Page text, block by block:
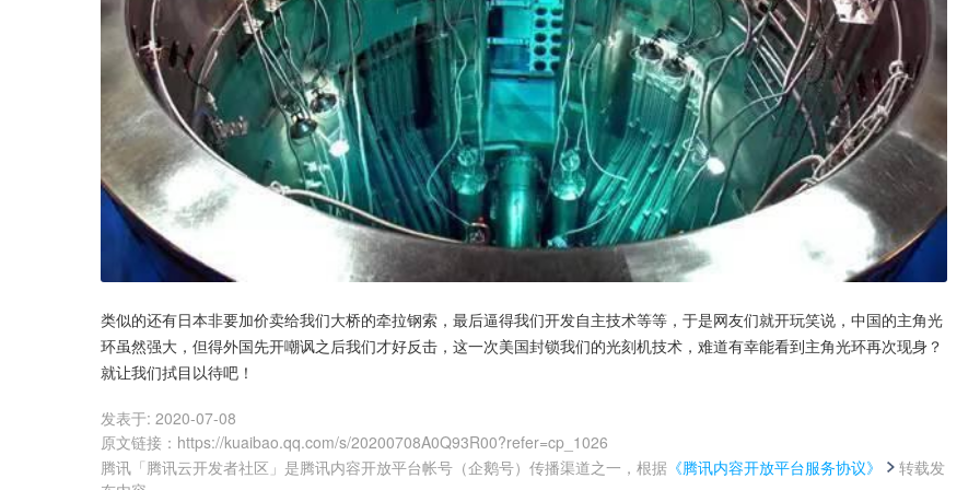
类似的还有日本非要加价卖给我们大桥的牵拉钢索，最后逼得我们开发自主技术等等，于是网友们就开玩笑说，中国的主角光
环虽然强大，但得外国先开嘲讽之后我们才好反击，这一次美国封锁我们的光刻机技术，难道有幸能看到主角光环再次现身？
就让我们拭目以待吧！
发表于: 2020-07-08
原文链接 ： https://kuaibao.qq.com/s/20200708A0Q93R00?refer=cp_1026
腾讯「腾讯云开发者社区」是腾讯内容开放平台帐号（企鹅号）传播渠道之一，根据 《腾讯内容开放平台服务协议》
转载发